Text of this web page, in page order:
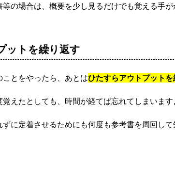
等の場合は、概要を少し見るだけでも覚える手
ットを繰り返す
ことをやったら、あとはひたすらアウトプットを
えたとしても、時間が経てば忘れてしまいます
に定着させるためにも何度も参考書を周回し